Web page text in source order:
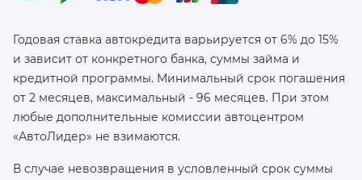
Годовая ставка автокредита варьируется от 6% до 15%
и зависит от конкретного банка, суммы займа и
кредитной программы. Минимальный срок погашения
от 2 месяцев, максимальный - 96 месяцев. При этом
любые дополнительные комиссии автоцентром
«АвтоЛидер» не взимаются.
В случае невозвращения в условленный срок суммы